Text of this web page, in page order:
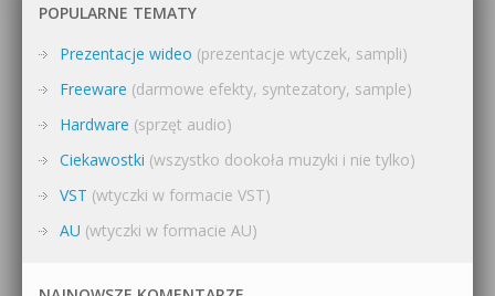
POPULARNE TEMATY
Prezentacje wideo (prezentacje wtyczek, sampli)
Freeware (darmowe efekty, syntezatory, sample)
Hardware (sprzęt audio)
Ciekawostki (wszystko dookoła muzyki i nie tylko)
VST (wtyczki w formacie VST)
AU (wtyczki w formacie AU)